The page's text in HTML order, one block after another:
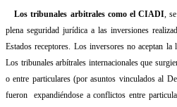
Los tribunales arbitrales como el CIADI,
plena seguridad jurídica a las inversiones
Estados receptores. Los inversores no aceptan la
Los tribunales arbítrales internacionales que
o entre particulares (por asuntos vinculados al
fueron
expandiéndose a conflictos entre